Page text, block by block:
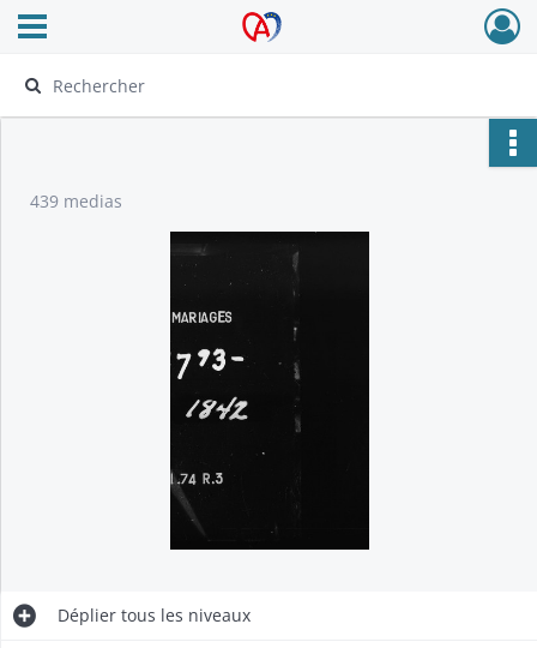
Archives Alsace - Colmar
Ouvrir le menu déroulant
439 medias
Déplier tous les niveaux